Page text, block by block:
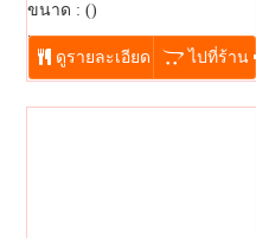
ขนาด : ()
...
ดูรายละเอียด ไปที่ร้าน